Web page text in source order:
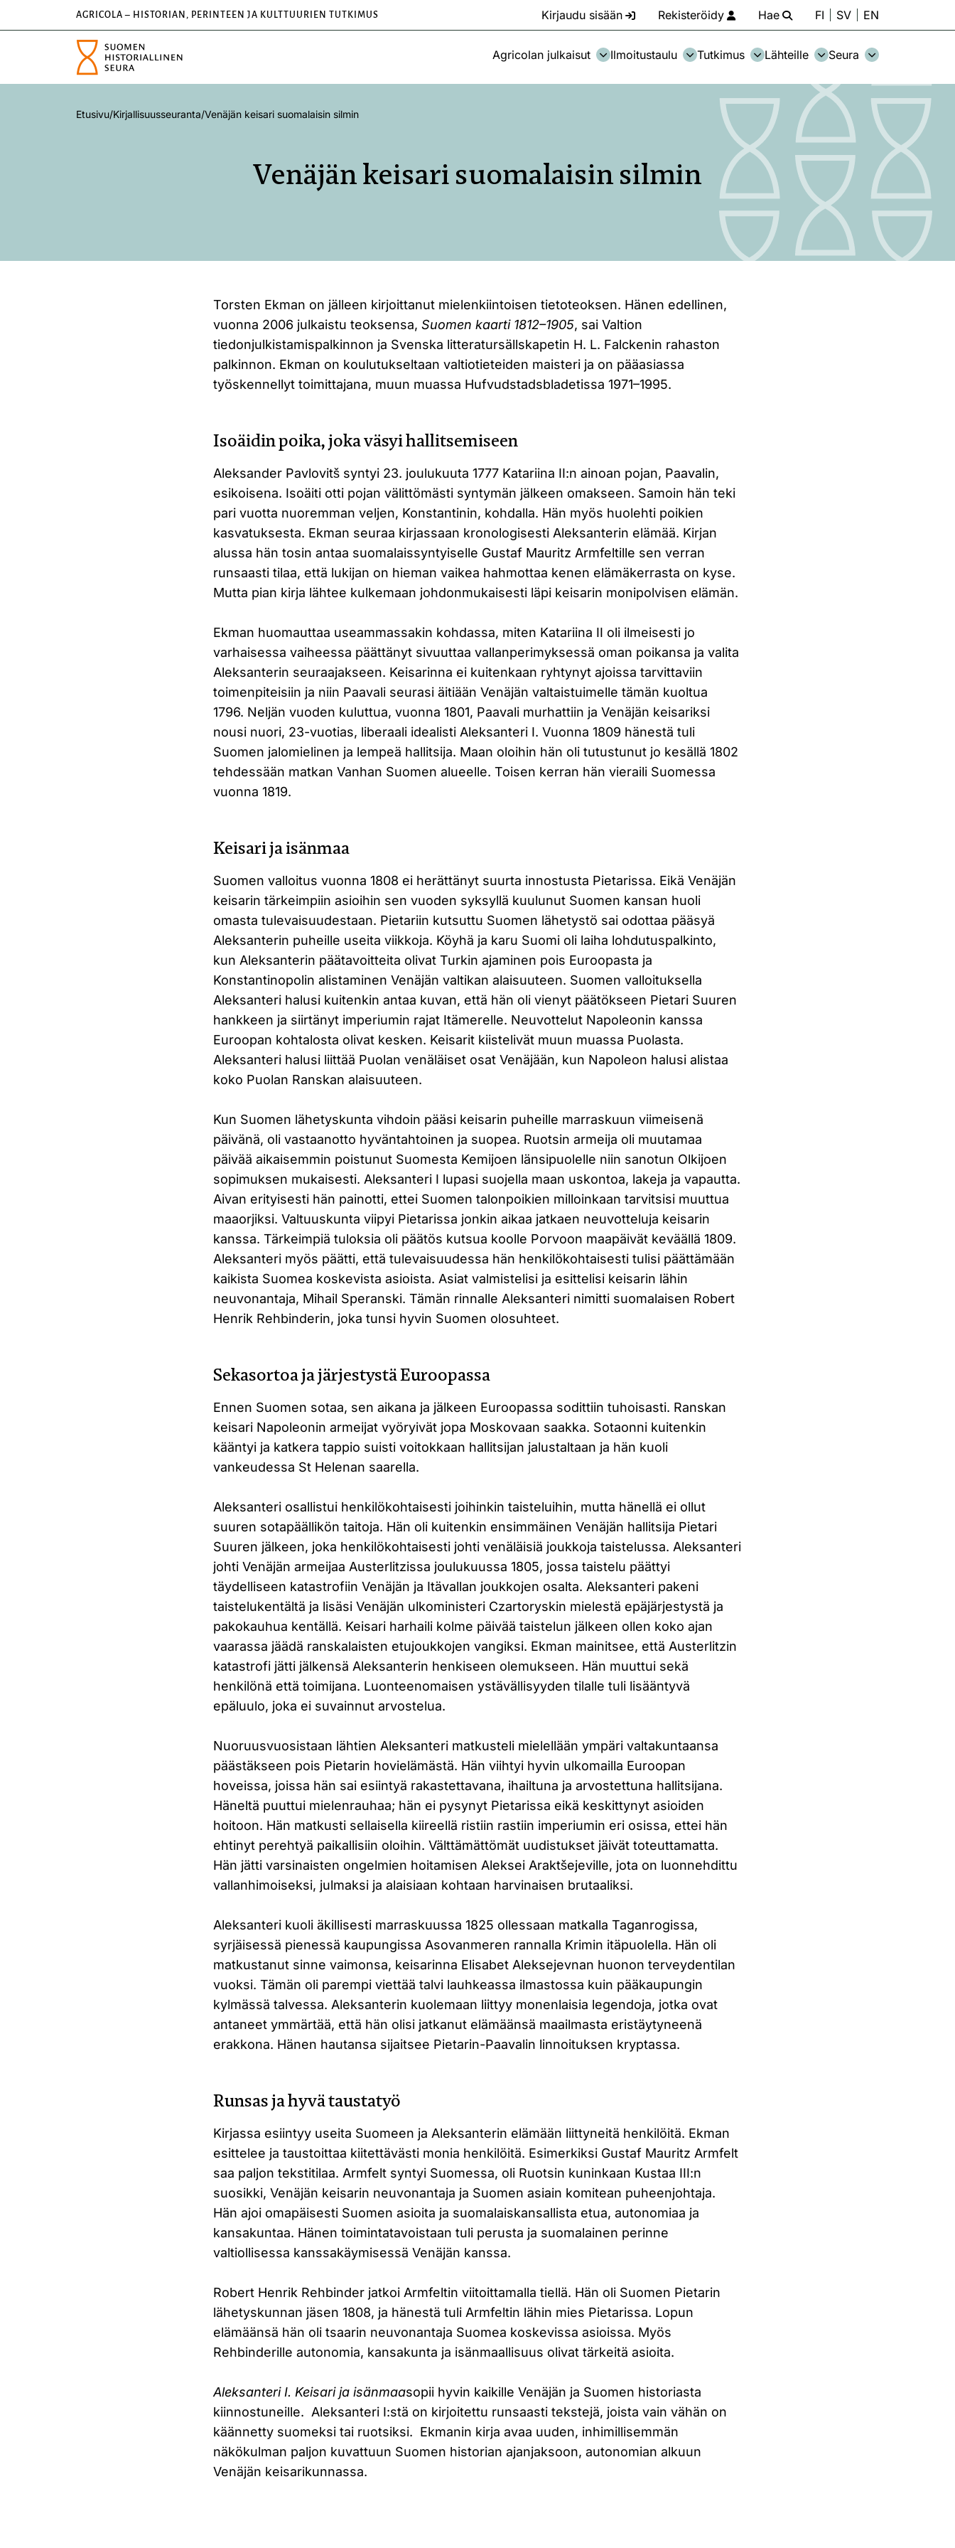
AGRICOLA – HISTORIAN, PERINTEEN JA KULTTUURIEN TUTKIMUS Kirjaudu sisään Rekisteröidy Hae FI SV EN
Agricolan julkaisut Ilmoitustaulu Tutkimus Lähteille Seura
Etusivu/Kirjallisuusseuranta/Venäjän keisari suomalaisin silmin
Venäjän keisari suomalaisin silmin
Torsten Ekman on jälleen kirjoittanut mielenkiintoisen tietoteoksen. Hänen edellinen,
vuonna 2006 julkaistu teoksensa,Suomen kaarti 1812–1905, sai Valtion
tiedonjulkistamispalkinnon ja Svenska litteratursällskapetin H. L. Falckenin rahaston
palkinnon. Ekman on koulutukseltaan valtiotieteiden maisteri ja on pääasiassa
työskennellyt toimittajana, muun muassa Hufvudstadsbladetissa 1971–1995.
Isoäidin poika, joka väsyi hallitsemiseen
Aleksander Pavlovitš syntyi 23. joulukuuta 1777 Katariina II:n ainoan pojan, Paavalin,
esikoisena. Isoäiti otti pojan välittömästi syntymän jälkeen omakseen. Samoin hän teki
pari vuotta nuoremman veljen, Konstantinin, kohdalla. Hän myös huolehti poikien
kasvatuksesta. Ekman seuraa kirjassaan kronologisesti Aleksanterin elämää. Kirjan
alussa hän tosin antaa suomalaissyntyiselle Gustaf Mauritz Armfeltille sen verran
runsaasti tilaa, että lukijan on hieman vaikea hahmottaa kenen elämäkerrasta on kyse.
Mutta pian kirja lähtee kulkemaan johdonmukaisesti läpi keisarin monipolvisen elämän.
Ekman huomauttaa useammassakin kohdassa, miten Katariina II oli ilmeisesti jo
varhaisessa vaiheessa päättänyt sivuuttaa vallanperimyksessä oman poikansa ja valita
Aleksanterin seuraajakseen. Keisarinna ei kuitenkaan ryhtynyt ajoissa tarvittaviin
toimenpiteisiin ja niin Paavali seurasi äitiään Venäjän valtaistuimelle tämän kuoltua
1796. Neljän vuoden kuluttua, vuonna 1801, Paavali murhattiin ja Venäjän keisariksi
nousi nuori, 23-vuotias, liberaali idealisti Aleksanteri I. Vuonna 1809 hänestä tuli
Suomen jalomielinen ja lempeä hallitsija. Maan oloihin hän oli tutustunut jo kesällä 1802
tehdessään matkan Vanhan Suomen alueelle. Toisen kerran hän vieraili Suomessa
vuonna 1819.
Keisari ja isänmaa
Suomen valloitus vuonna 1808 ei herättänyt suurta innostusta Pietarissa. Eikä Venäjän
keisarin tärkeimpiin asioihin sen vuoden syksyllä kuulunut Suomen kansan huoli
omasta tulevaisuudestaan. Pietariin kutsuttu Suomen lähetystö sai odottaa pääsyä
Aleksanterin puheille useita viikkoja. Köyhä ja karu Suomi oli laiha lohdutuspalkinto,
kun Aleksanterin päätavoitteita olivat Turkin ajaminen pois Euroopasta ja
Konstantinopolin alistaminen Venäjän valtikan alaisuuteen. Suomen valloituksella
Aleksanteri halusi kuitenkin antaa kuvan, että hän oli vienyt päätökseen Pietari Suuren
hankkeen ja siirtänyt imperiumin rajat Itämerelle. Neuvottelut Napoleonin kanssa
Euroopan kohtalosta olivat kesken. Keisarit kiistelivät muun muassa Puolasta.
Aleksanteri halusi liittää Puolan venäläiset osat Venäjään, kun Napoleon halusi alistaa
koko Puolan Ranskan alaisuuteen.
Kun Suomen lähetyskunta vihdoin pääsi keisarin puheille marraskuun viimeisenä
päivänä, oli vastaanotto hyväntahtoinen ja suopea. Ruotsin armeija oli muutamaa
päivää aikaisemmin poistunut Suomesta Kemijoen länsipuolelle niin sanotun Olkijoen
sopimuksen mukaisesti. Aleksanteri I lupasi suojella maan uskontoa, lakeja ja vapautta.
Aivan erityisesti hän painotti, ettei Suomen talonpoikien milloinkaan tarvitsisi muuttua
maaorjiksi. Valtuuskunta viipyi Pietarissa jonkin aikaa jatkaen neuvotteluja keisarin
kanssa. Tärkeimpiä tuloksia oli päätös kutsua koolle Porvoon maapäivät keväällä 1809.
Aleksanteri myös päätti, että tulevaisuudessa hän henkilökohtaisesti tulisi päättämään
kaikista Suomea koskevista asioista. Asiat valmistelisi ja esittelisi keisarin lähin
neuvonantaja, Mihail Speranski. Tämän rinnalle Aleksanteri nimitti suomalaisen Robert
Henrik Rehbinderin, joka tunsi hyvin Suomen olosuhteet.
Sekasortoa ja järjestystä Euroopassa
Ennen Suomen sotaa, sen aikana ja jälkeen Euroopassa sodittiin tuhoisasti. Ranskan
keisari Napoleonin armeijat vyöryivät jopa Moskovaan saakka. Sotaonni kuitenkin
kääntyi ja katkera tappio suisti voitokkaan hallitsijan jalustaltaan ja hän kuoli
vankeudessa St Helenan saarella.
Aleksanteri osallistui henkilökohtaisesti joihinkin taisteluihin, mutta hänellä ei ollut
suuren sotapäällikön taitoja. Hän oli kuitenkin ensimmäinen Venäjän hallitsija Pietari
Suuren jälkeen, joka henkilökohtaisesti johti venäläisiä joukkoja taistelussa. Aleksanteri
johti Venäjän armeijaa Austerlitzissa joulukuussa 1805, jossa taistelu päättyi
täydelliseen katastrofiin Venäjän ja Itävallan joukkojen osalta. Aleksanteri pakeni
taistelukentältä ja lisäsi Venäjän ulkoministeri Czartoryskin mielestä epäjärjestystä ja
pakokauhua kentällä. Keisari harhaili kolme päivää taistelun jälkeen ollen koko ajan
vaarassa jäädä ranskalaisten etujoukkojen vangiksi. Ekman mainitsee, että Austerlitzin
katastrofi jätti jälkensä Aleksanterin henkiseen olemukseen. Hän muuttui sekä
henkilönä että toimijana. Luonteenomaisen ystävällisyyden tilalle tuli lisääntyvä
epäluulo, joka ei suvainnut arvostelua.
Nuoruusvuosistaan lähtien Aleksanteri matkusteli mielellään ympäri valtakuntaansa
päästäkseen pois Pietarin hovielämästä. Hän viihtyi hyvin ulkomailla Euroopan
hoveissa, joissa hän sai esiintyä rakastettavana, ihailtuna ja arvostettuna hallitsijana.
Häneltä puuttui mielenrauhaa; hän ei pysynyt Pietarissa eikä keskittynyt asioiden
hoitoon. Hän matkusti sellaisella kiireellä ristiin rastiin imperiumin eri osissa, ettei hän
ehtinyt perehtyä paikallisiin oloihin. Välttämättömät uudistukset jäivät toteuttamatta.
Hän jätti varsinaisten ongelmien hoitamisen Aleksei Araktšejeville, jota on luonnehdittu
vallanhimoiseksi, julmaksi ja alaisiaan kohtaan harvinaisen brutaaliksi.
Aleksanteri kuoli äkillisesti marraskuussa 1825 ollessaan matkalla Taganrogissa,
syrjäisessä pienessä kaupungissa Asovanmeren rannalla Krimin itäpuolella. Hän oli
matkustanut sinne vaimonsa, keisarinna Elisabet Aleksejevnan huonon terveydentilan
vuoksi. Tämän oli parempi viettää talvi lauhkeassa ilmastossa kuin pääkaupungin
kylmässä talvessa. Aleksanterin kuolemaan liittyy monenlaisia legendoja, jotka ovat
antaneet ymmärtää, että hän olisi jatkanut elämäänsä maailmasta eristäytyneenä
erakkona. Hänen hautansa sijaitsee Pietarin-Paavalin linnoituksen kryptassa.
Runsas ja hyvä taustatyö
Kirjassa esiintyy useita Suomeen ja Aleksanterin elämään liittyneitä henkilöitä. Ekman
esittelee ja taustoittaa kiitettävästi monia henkilöitä. Esimerkiksi Gustaf Mauritz Armfelt
saa paljon tekstitilaa. Armfelt syntyi Suomessa, oli Ruotsin kuninkaan Kustaa III:n
suosikki, Venäjän keisarin neuvonantaja ja Suomen asiain komitean puheenjohtaja.
Hän ajoi omapäisesti Suomen asioita ja suomalaiskansallista etua, autonomiaa ja
kansakuntaa. Hänen toimintatavoistaan tuli perusta ja suomalainen perinne
valtiollisessa kanssakäymisessä Venäjän kanssa.
Robert Henrik Rehbinder jatkoi Armfeltin viitoittamalla tiellä. Hän oli Suomen Pietarin
lähetyskunnan jäsen 1808, ja hänestä tuli Armfeltin lähin mies Pietarissa. Lopun
elämäänsä hän oli tsaarin neuvonantaja Suomea koskevissa asioissa. Myös
Rehbinderille autonomia, kansakunta ja isänmaallisuus olivat tärkeitä asioita.
Aleksanteri I. Keisari ja isänmaasopii hyvin kaikille Venäjän ja Suomen historiasta
kiinnostuneille. Aleksanteri I:stä on kirjoitettu runsaasti tekstejä, joista vain vähän on
käännetty suomeksi tai ruotsiksi. Ekmanin kirja avaa uuden, inhimillisemmän
näkökulman paljon kuvattuun Suomen historian ajanjaksoon, autonomian alkuun
Venäjän keisarikunnassa.